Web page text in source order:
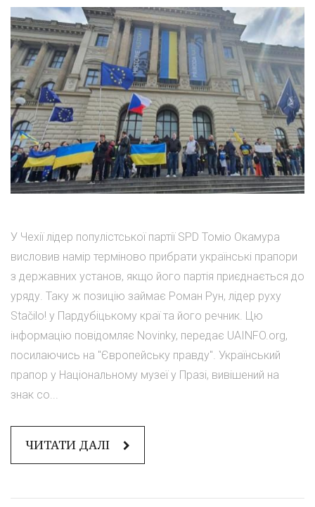
У Чехії лідер популістської партії SPD Томіо Окамура
висловив намір терміново прибрати українські прапори
з державних установ, якщо його партія приєднається до
уряду. Таку ж позицію займає Роман Рун, лідер руху
Stačilo! у Пардубіцькому краї та його речник. Цю
інформацію повідомляє Novinky, передає UAINFO.org,
посилаючись на "Європейську правду". Український
прапор у Національному музеї у Празі, вивішений на
знак со...
ЧИТАТИ ДАЛІ